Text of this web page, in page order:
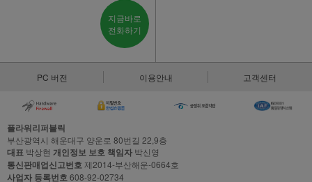
지금바로
전화하기
PC 버전 이용안내 고객센터
플라워리퍼블릭
부산광역시 해운대구 양운로 80번길 22,9층
대표 박상현 개인정보 보호 책임자 박신영
통신판매업신고번호제2014-부산해운-0664호
사업자 등록번호608-92-02734